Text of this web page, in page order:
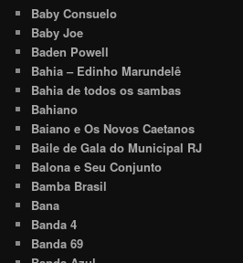
Baby Consuelo
Baby Joe
Baden Powell
Bahia – Edinho Marundelê
Bahia de todos os sambas
Bahiano
Baiano e Os Novos Caetanos
Baile de Gala do Municipal RJ
Balona e Seu Conjunto
Bamba Brasil
Bana
Banda 4
Banda 69